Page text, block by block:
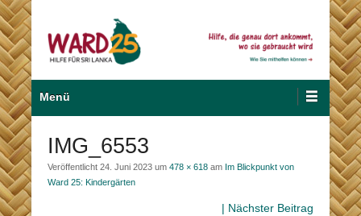
Zum
Inhalt
wechseln
Ward 25
Primäres
Menü
Menü
IMG_6553
Veröffentlicht 24. Juni 2023 um 478 × 618 am Im Blickpunkt von
Ward 25: Kindergärten
| Nächster Beitrag